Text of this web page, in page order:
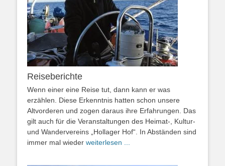
Reiseberichte
Wenn einer eine Reise tut, dann kann er was
erzählen. Diese Erkenntnis hatten schon unsere
Altvorderen und zogen daraus ihre Erfahrungen. Das
gilt auch für die Veranstaltungen des Heimat-, Kultur-
und Wandervereins „Hollager Hof“. In Abständen sind
immer mal wieder weiterlesen ...